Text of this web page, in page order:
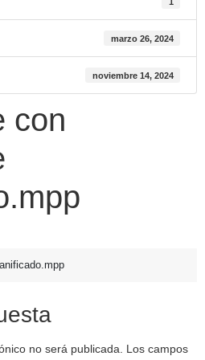
marzo 26, 2024
noviembre 14, 2024
con
no será publicada.
Los campos